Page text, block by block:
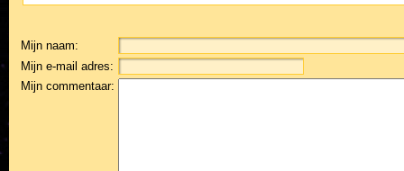
Mijn naam:
Mijn e-mail adres:
Mijn commentaar: